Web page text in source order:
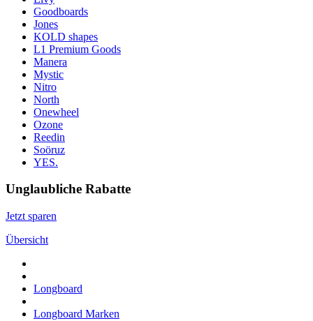
Goodboards
Jones
KOLD shapes
L1 Premium Goods
Manera
Mystic
Nitro
North
Onewheel
Ozone
Reedin
Soöruz
YES.
Unglaubliche Rabatte
Jetzt sparen
Übersicht
Longboard
Longboard Marken